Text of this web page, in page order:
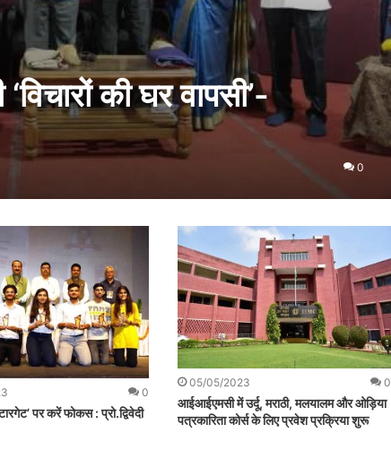
की घर वापसी’-
0
0
पर करें फोकस : प्रो.द्विवेदी
05/05/2023 0
आईआईएमसी में उर्दू, मराठी, मलयालम और ओड़िया
पत्रकारिता कोर्स के लिए प्रवेश प्रक्रिया शुरू